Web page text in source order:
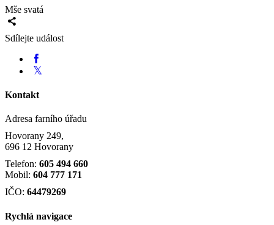
Mše svatá
Sdílejte událost
Kontakt
Adresa farního úřadu
Hovorany 249,
696 12 Hovorany
Telefon: 605 494 660
Mobil: 604 777 171
IČO: 64479269
Rychlá navigace